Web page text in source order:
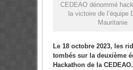
CEDEAO dénommé
la victoire de l’équipe
Mauritanie
Le 18 octobre 2023, les
tombés sur la deuxième
Hackathon de la